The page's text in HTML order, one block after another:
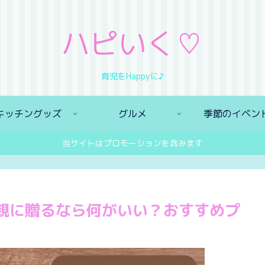
ハピいく♡
育児をHappyに♪
ッチングッズ グルメ 季節のイベン
当サイトはプロモーションを含みます
に贈るなら何がいい？おすすめプ